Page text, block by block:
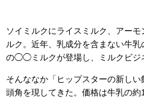
ソイミルクにライスミルク、アー
ルク。近年、乳成分を含まない牛
の◯◯ミルクが登場し、ミルクビジ
そんななか「ヒップスターの新し
頭角を現してきた。価格は牛乳の